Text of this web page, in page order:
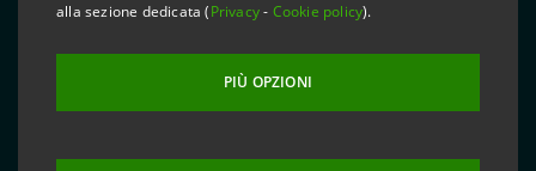
alla sezione dedicata (Privacy- Cookie policy).
PIÙ OPZIONI